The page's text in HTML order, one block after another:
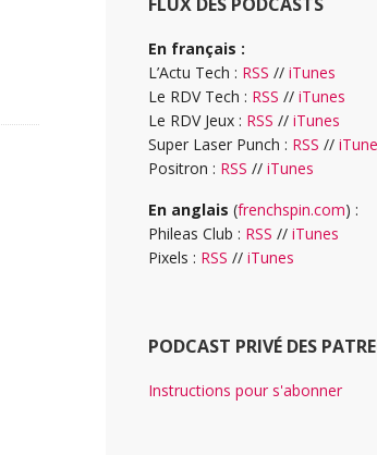
En français :
L’Actu Tech : RSS // iTunes
Le RDV Tech : RSS // iTunes
Le RDV Jeux : RSS // iTunes
Super Laser Punch : RSS //
Positron : RSS // iTunes
En anglais (frenchspin.com) :
Phileas Club : RSS // iTunes
Pixels : RSS // iTunes
PODCAST PRIVÉ DES
Instructions pour s'abonner